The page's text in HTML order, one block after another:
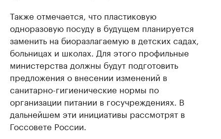
Также отмечается, что пластиковую
одноразовую посуду в будущем планируется
заменить на биоразлагаемую в детских садах,
больницах и школах. Для этого профильные
министерства должны будут подготовить
предложения о внесении изменений в
санитарно-гигиенические нормы по
организации питании в госучреждениях. В
дальнейшем эти инициативы рассмотрят в
Госсовете России.